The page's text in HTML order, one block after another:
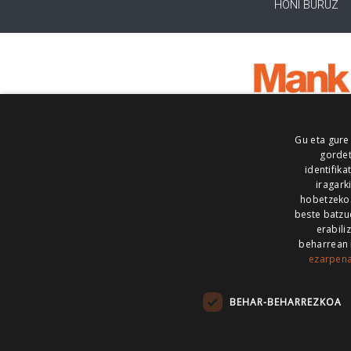
HONI BURUZ
ALEA
MAILOPE NOAUA
Gu eta
hobetzeko.
beste
beharrean
BEHAR-BEHARREZKOA